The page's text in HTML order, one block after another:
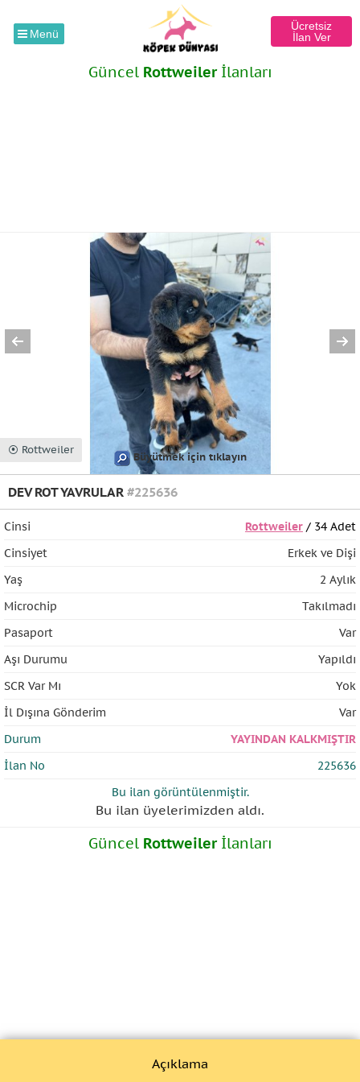
Menü
Ücretsiz
İlan Ver
Güncel Rottweilerİlanları
⦿ Rottweiler
Büyütmek için tıklayın
DEV ROT YAVRULAR #225636
Cinsi Rottweiler/ 34 Adet
Cinsiyet
Erkek ve Dişi
Yaş
2 Aylık
Microchip
Takılmadı
Pasaport
Var
Aşı Durumu
Yapıldı
SCR Var Mı
Yok
İl Dışına Gönderim
Var
Durum
YAYINDAN KALKMIŞTIR
İlan No
225636
Bu ilan görüntülenmiştir.
Bu ilan üyelerimizden aldı.
Güncel Rottweilerİlanları
Açıklama